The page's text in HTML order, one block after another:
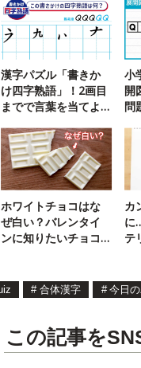
漢字パズル「書きか
け四字熟語」！2画目
までで言葉を当てよ
小
開
問
ホワイトチョコはな
ぜ白い？バレンタイ
ンに知りたいチョコ
カ
に
テ
# 合体漢字 # 今日
この記事を